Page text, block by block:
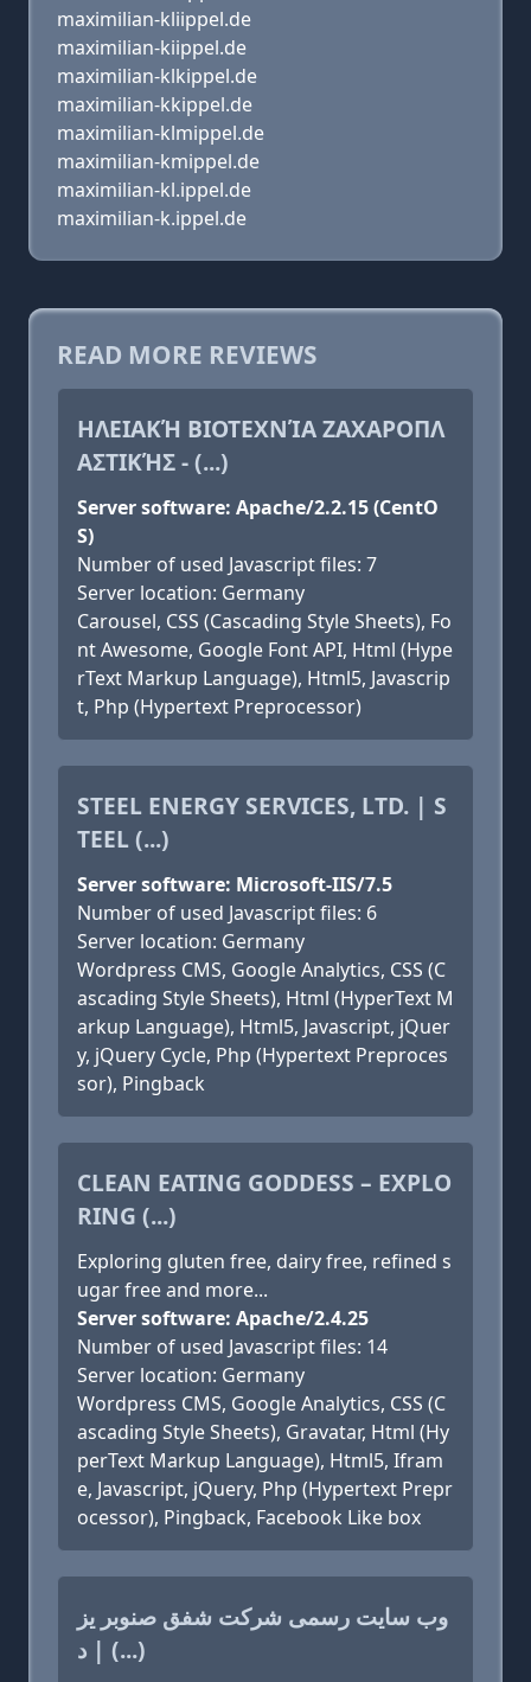
maximilian-kliippel.de
maximilian-kiippel.de
maximilian-klkippel.de
maximilian-kkippel.de
maximilian-klmippel.de
maximilian-kmippel.de
maximilian-kl.ippel.de
maximilian-k.ippel.de
READ MORE REVIEWS
ΗΛΕΙΑΚΉ ΒΙΟΤΕΧΝΊΑ ΖΑΧΑΡΟΠΛ
ΑΣΤΙΚΉΣ - (...)
Server software: Apache/2.2.15 (CentO
S)
Number of used Javascript files: 7
Server location: Germany
Carousel, CSS (Cascading Style Sheets), Fo
nt Awesome, Google Font API, Html (Hype
rText Markup Language), Html5, Javascrip
t, Php (Hypertext Preprocessor)
STEEL ENERGY SERVICES, LTD. | S
TEEL (...)
Server software: Microsoft-IIS/7.5
Number of used Javascript files: 6
Server location: Germany
Wordpress CMS, Google Analytics, CSS (C
ascading Style Sheets), Html (HyperText M
arkup Language), Html5, Javascript, jQuer
y, jQuery Cycle, Php (Hypertext Preproces
sor), Pingback
CLEAN EATING GODDESS – EXPLO
RING (...)
Exploring gluten free, dairy free, refined s
ugar free and more...
Server software: Apache/2.4.25
Number of used Javascript files: 14
Server location: Germany
Wordpress CMS, Google Analytics, CSS (C
ascading Style Sheets), Gravatar, Html (Hy
perText Markup Language), Html5, Ifram
e, Javascript, jQuery, Php (Hypertext Prepr
ocessor), Pingback, Facebook Like box
وب سایت رسمی شرکت شفق صنوبر یز
د | (...)